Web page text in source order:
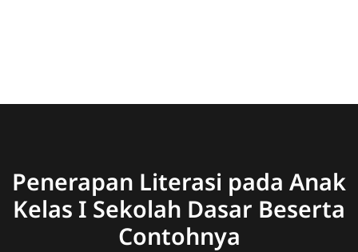
Penerapan Literasi pada Anak
Kelas I Sekolah Dasar Beserta
Contohnya